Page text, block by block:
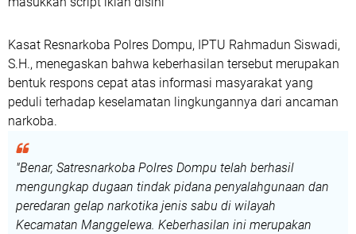
Kasat Resnarkoba Polres Dompu, IPTU Rahmadun Siswadi,
S.H., menegaskan bahwa keberhasilan tersebut merupakan
bentuk respons cepat atas informasi masyarakat yang
peduli terhadap keselamatan lingkungannya dari ancaman
narkoba.
"Benar, Satresnarkoba Polres Dompu telah berhasil
mengungkap dugaan tindak pidana penyalahgunaan dan
peredaran gelap narkotika jenis sabu di wilayah
Kecamatan Manggelewa. Keberhasilan ini merupakan